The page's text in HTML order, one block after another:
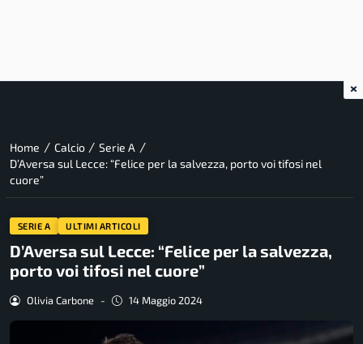
Home / Calcio / Serie A /
D’Aversa sul Lecce: “Felice per la salvezza, porto voi tifosi nel
cuore”
SERIE A ULTIMI ARTICOLI
D’Aversa sul Lecce: “Felice per la salvezza,
porto voi tifosi nel cuore”
Olivia Carbone - 14 Maggio 2024
×